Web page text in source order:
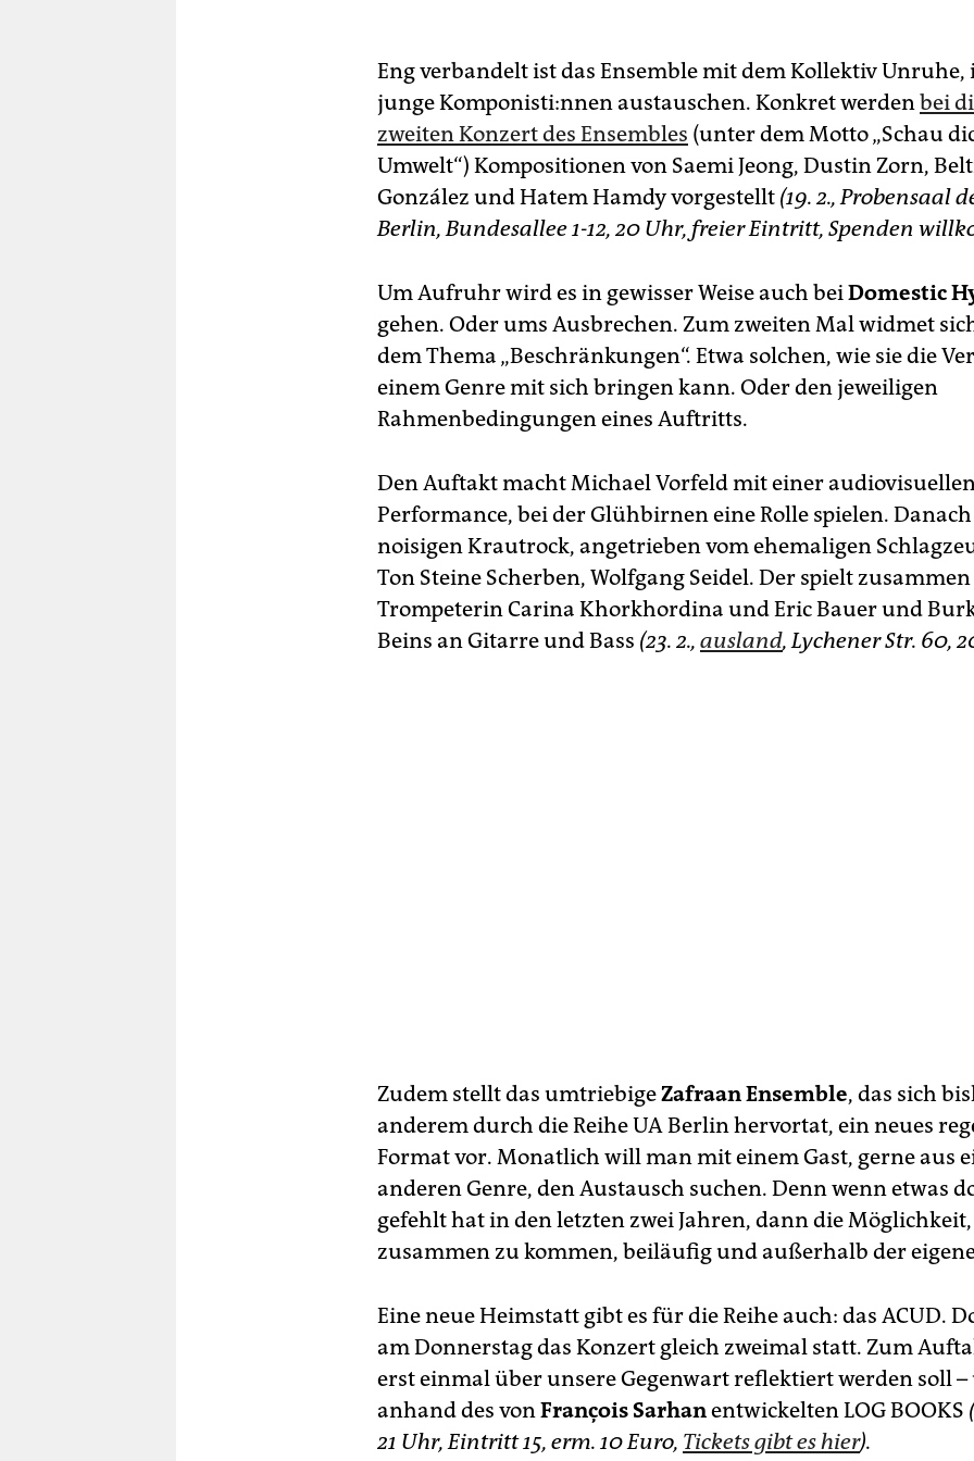
Eng verbandelt ist das Ensemble mit dem Kollektiv Unruhe,
junge Kom­po­nis­ti:n­nen austauschen. Konkret werdenbei
zweiten Konzert des Ensembles (unter dem Motto „Schau
Umwelt“) Kompositionen von Saemi Jeong, Dustin Zorn,
González und Hatem Hamdy vorgestellt (19. 2., Probensaal
Berlin, Bundesallee 1-12, 20 Uhr, freier Eintritt, Spenden
Um Aufruhr wird es in gewisser Weise auch beiDomestic
gehen. Oder ums Ausbrechen. Zum zweiten Mal widmet
dem Thema „Beschränkungen“. Etwa solchen, wie sie die
einem Genre mit sich bringen kann. Oder den jeweiligen
Rahmenbedingungen eines Auftritts.
Den Auftakt macht Michael Vorfeld mit einer
Performance, bei der Glühbirnen eine Rolle spielen.
noisigen Krautrock, angetrieben vom ehemaligen
Ton Steine Scherben, Wolfgang Seidel. Der spielt
Trompeterin Carina Khorkhordina und Eric Bauer und
Beins an Gitarre und Bass (23. 2., ausland, Lychener Str. 60,
Zudem stellt das umtriebigeZafraan Ensemble, das sich
anderem durch die Reihe UA Berlin hervortat, ein neues
Format vor. Monatlich will man mit einem Gast, gerne aus
anderen Genre, den Austausch suchen. Denn wenn etwas
gefehlt hat in den letzten zwei Jahren, dann die Möglichkeit,
zusammen zu kommen, beiläufig und außerhalb der
Eine neue Heimstatt gibt es für die Reihe auch: das ACUD.
am Donnerstag das Konzert gleich zweimal statt. Zum
erst einmal über unsere Gegenwart reflektiert werden soll
anhand des vonFrançois Sarhanentwickelten LOG BOOKS
21 Uhr, Eintritt 15, erm. 10 Euro, Tickets gibt es hier).